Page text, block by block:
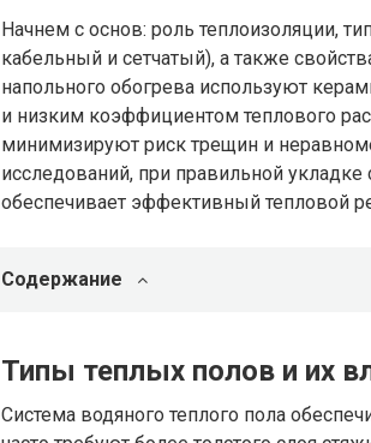
Начнем с основ: роль теплоизоляции,
кабельный и сетчатый), а также
напольного обогрева используют
и низким коэффициентом теплового
минимизируют риск трещин и
исследований, при правильной
обеспечивает эффективный тепловой
Содержание
Типы теплых полов и их
Система водяного теплого пола